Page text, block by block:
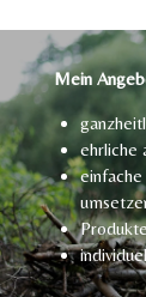
Mein
ehrliche